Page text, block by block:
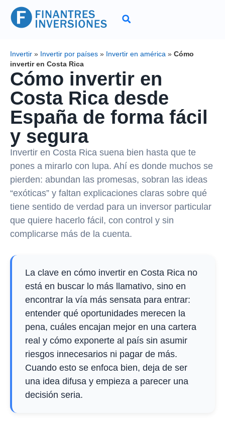
Invertir » Invertir por países » Invertir en américa » Cómo
invertir en Costa Rica
Cómo invertir en
Costa Rica desde
España de forma fácil
y segura
Invertir en Costa Rica suena bien hasta que te
pones a mirarlo con lupa. Ahí es donde muchos se
pierden: abundan las promesas, sobran las ideas
“exóticas” y faltan explicaciones claras sobre qué
tiene sentido de verdad para un inversor particular
que quiere hacerlo fácil, con control y sin
complicarse más de la cuenta.
La clave en cómo invertir en Costa Rica no
está en buscar lo más llamativo, sino en
encontrar la vía más sensata para entrar:
entender qué oportunidades merecen la
pena, cuáles encajan mejor en una cartera
real y cómo exponerte al país sin asumir
riesgos innecesarios ni pagar de más.
Cuando esto se enfoca bien, deja de ser
una idea difusa y empieza a parecer una
decisión seria.